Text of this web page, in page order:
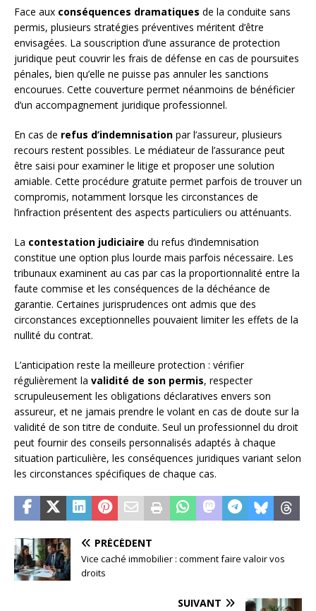
Face aux conséquences dramatiques de la conduite sans
permis, plusieurs stratégies préventives méritent d’être
envisagées. La souscription d’une assurance de protection
juridique peut couvrir les frais de défense en cas de poursuites
pénales, bien qu’elle ne puisse pas annuler les sanctions
encourues. Cette couverture permet néanmoins de bénéficier
d’un accompagnement juridique professionnel.
En cas de refus d’indemnisation par l’assureur, plusieurs
recours restent possibles. Le médiateur de l’assurance peut
être saisi pour examiner le litige et proposer une solution
amiable. Cette procédure gratuite permet parfois de trouver un
compromis, notamment lorsque les circonstances de
l’infraction présentent des aspects particuliers ou atténuants.
La contestation judiciaire du refus d’indemnisation
constitue une option plus lourde mais parfois nécessaire. Les
tribunaux examinent au cas par cas la proportionnalité entre la
faute commise et les conséquences de la déchéance de
garantie. Certaines jurisprudences ont admis que des
circonstances exceptionnelles pouvaient limiter les effets de la
nullité du contrat.
L’anticipation reste la meilleure protection : vérifier
régulièrement la validité de son permis, respecter
scrupuleusement les obligations déclaratives envers son
assureur, et ne jamais prendre le volant en cas de doute sur la
validité de son titre de conduite. Seul un professionnel du droit
peut fournir des conseils personnalisés adaptés à chaque
situation particulière, les conséquences juridiques variant selon
les circonstances spécifiques de chaque cas.
PRÉCÉDENT
Vice caché immobilier : comment faire valoir vos
droits
SUIVANT